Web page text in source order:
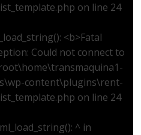
on line 24
<b>Fatal
Could not connect to
content\plugins\rent-
on line 24
^ in